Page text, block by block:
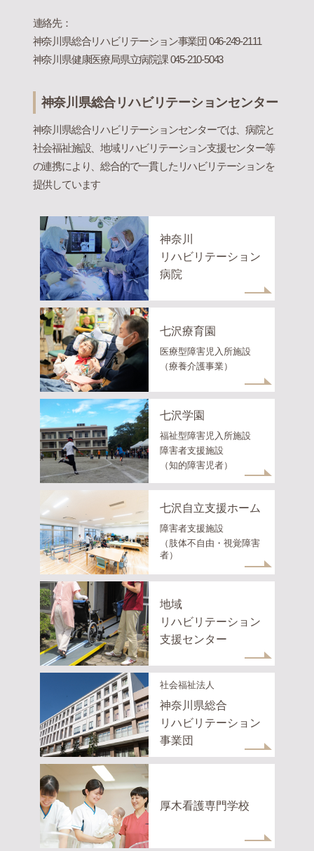
連絡先：
神奈川県総合リハビリテーション事業団 046-249-2111
神奈川県健康医療局県立病院課 045-210-5043
神奈川県総合リハビリテーションセンター
神奈川県総合リハビリテーションセンターでは、病院と
社会福祉施設、地域リハビリテーション支援センター等
の連携により、総合的で一貫したリハビリテーションを
提供しています
神奈川
リハビリテーション
病院
七沢療育園
医療型障害児入所施設
（療養介護事業）
七沢学園
福祉型障害児入所施設
障害者支援施設
（知的障害児者）
七沢自立支援ホーム
障害者支援施設
（肢体不自由・視覚障害
者）
地域
リハビリテーション
支援センター
社会福祉法人
神奈川県総合
リハビリテーション
事業団
厚木看護専門学校